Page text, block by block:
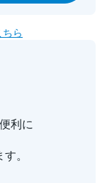
ちら
利に
。